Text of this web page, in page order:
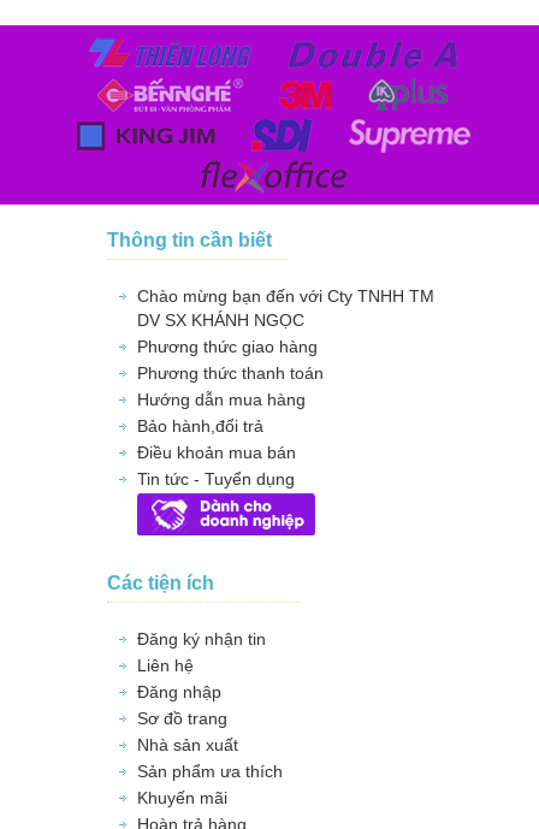
Thông tin cần biết
Chào mừng bạn đến với Cty TNHH TM
DV SX KHÁNH NGỌC
Phương thức giao hàng
Phương thức thanh toán
Hướng dẫn mua hàng
Bảo hành,đổi trả
Điều khoản mua bán
Tin tức - Tuyển dụng
Các tiện ích
Đăng ký nhận tin
Liên hệ
Đăng nhập
Sơ đồ trang
Nhà sản xuất
Sản phẩm ưa thích
Khuyến mãi
Hoàn trả hàng